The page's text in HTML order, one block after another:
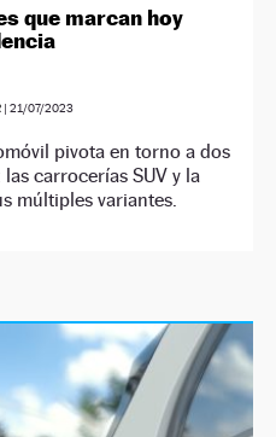
que marcan hoy
|21/07/2023
pivota en torno a dos
carrocerías SUV y la
múltiples variantes.